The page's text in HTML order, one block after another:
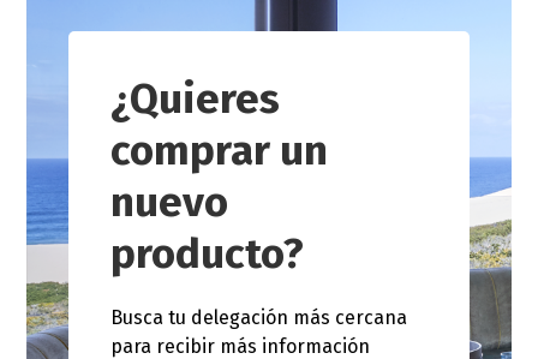
¿Quieres
comprar un
nuevo
producto?
Busca tu delegación más cercana
para recibir más información